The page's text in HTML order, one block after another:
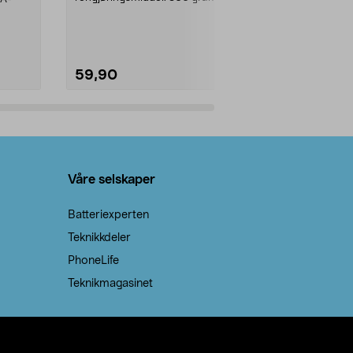
59,90
Våre selskaper
Batteriexperten
Teknikkdeler
PhoneLife
Teknikmagasinet